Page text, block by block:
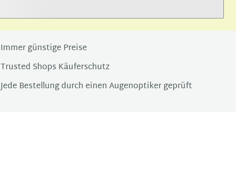
Immer günstige Preise
Trusted Shops Käuferschutz
Jede Bestellung durch einen Augenoptiker geprüft